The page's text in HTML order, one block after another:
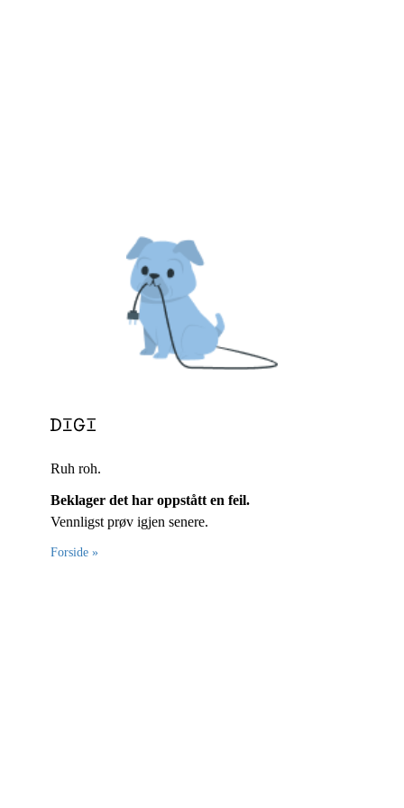
Ruh roh.
Beklager det har oppstått en feil.
Vennligst prøv igjen senere.
Forside »